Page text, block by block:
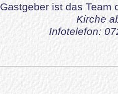
Gastgeber ist das Team
Kirche
Infotelefon: